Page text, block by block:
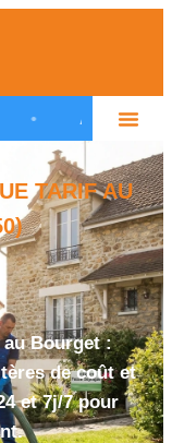
NON
TARIF AU
Bourget :
de coût et
et 7j/7 pour